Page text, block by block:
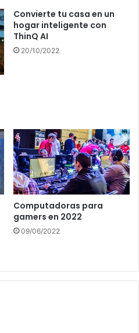
Convierte tu casa en un
hogar inteligente con
ThinQ AI
20/10/2022
Computadoras para
gamers en 2022
09/06/2022